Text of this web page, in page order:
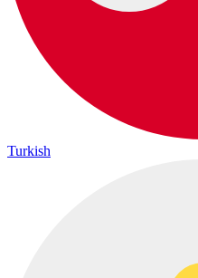
Turkish